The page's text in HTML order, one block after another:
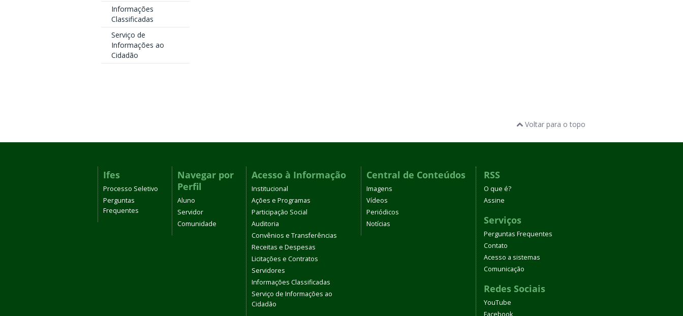
Informações
Classificadas
Serviço de
Informações ao
Cidadão
Voltar para o topo
Ifes
Processo Seletivo
Perguntas
Frequentes
Navegar por
Perfil
Aluno
Servidor
Comunidade
Acesso à Informação
Institucional
Ações e Programas
Participação Social
Auditoria
Convênios e Transferências
Receitas e Despesas
Licitações e Contratos
Servidores
Informações Classificadas
Serviço de Informações ao
Cidadão
Central de Conteúdos
Imagens
Vídeos
Periódicos
Notícias
RSS
O que é?
Assine
Serviços
Perguntas Frequentes
Contato
Acesso a sistemas
Comunicação
Redes Sociais
YouTube
Facebook